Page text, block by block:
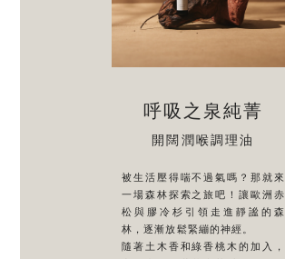
呼吸之泉純菁
開闊潤喉調理油
被生活壓得喘不過氣嗎？那就來
一場森林探索之旅吧！讓歐洲赤
松與膠冷杉引領走進靜謐的森
林，逐漸放鬆緊繃的神經。
隨著土木香和綠香桃木的加入，